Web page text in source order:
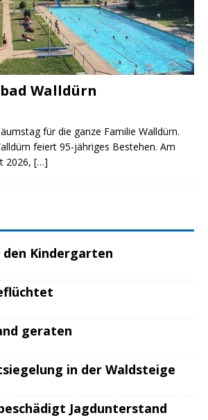
Walldürn
für die ganze Familie Walldürn.
feiert 95-jähriges Bestehen. Am
2026, […]
Kindergarten
geraten
in der Waldsteige
Jagdunterstand